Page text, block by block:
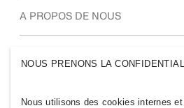
Notre culture, nos valeurs et nos
A PROPOS DE NOUS
Développement
Inclusion et diversité
NOUS PRENONS LA
Nous utilisons des cookies internes